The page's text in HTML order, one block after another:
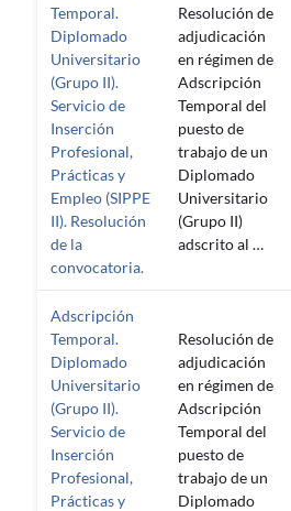
Temporal.
Diplomado
Universitario
(Grupo II).
Servicio de
Inserción
Profesional,
Prácticas y
Empleo (SIPPE
II). Resolución
de la
convocatoria.
Resolución de
adjudicación
en régimen de
Adscripción
Temporal del
puesto de
trabajo de un
Diplomado
Universitario
(Grupo II)
adscrito al …
Adscripción
Temporal.
Diplomado
Universitario
(Grupo II).
Servicio de
Inserción
Profesional,
Prácticas y
Resolución de
adjudicación
en régimen de
Adscripción
Temporal del
puesto de
trabajo de un
Diplomado